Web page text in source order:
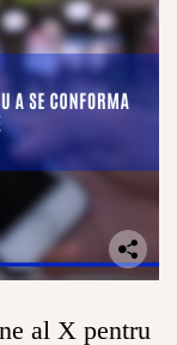
al X pentru